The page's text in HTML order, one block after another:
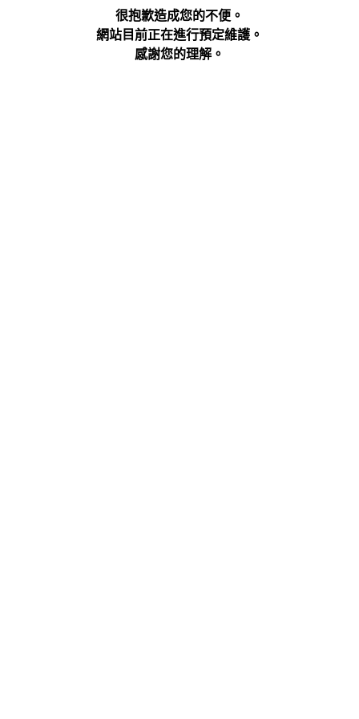
很抱歉造成您的不便。
網站目前正在進行預定維護。
感謝您的理解。